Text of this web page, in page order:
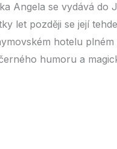
Angela se vydává do
let později se její
hotelu
humoru a